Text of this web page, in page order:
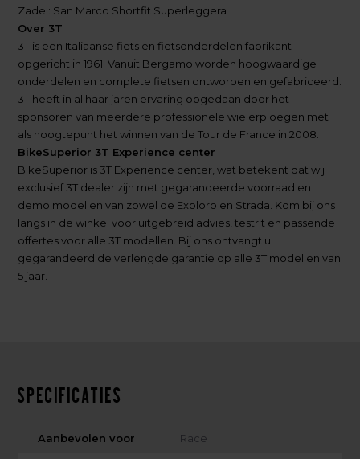
Zadel: San Marco Shortfit Superleggera
Over 3T
3T is een Italiaanse fiets en fietsonderdelen fabrikant
opgericht in 1961. Vanuit Bergamo worden hoogwaardige
onderdelen en complete fietsen ontworpen en gefabriceerd.
3T heeft in al haar jaren ervaring opgedaan door het
sponsoren van meerdere professionele wielerploegen met
als hoogtepunt het winnen van de Tour de France in 2008.
BikeSuperior 3T Experience center
BikeSuperior is 3T Experience center, wat betekent dat wij
exclusief 3T dealer zijn met gegarandeerde voorraad en
demo modellen van zowel de Exploro en Strada. Kom bij ons
langs in de winkel voor uitgebreid advies, testrit en passende
offertes voor alle 3T modellen. Bij ons ontvangt u
gegarandeerd de verlengde garantie op alle 3T modellen van
5 jaar.
Specificaties
Aanbevolen voor Race